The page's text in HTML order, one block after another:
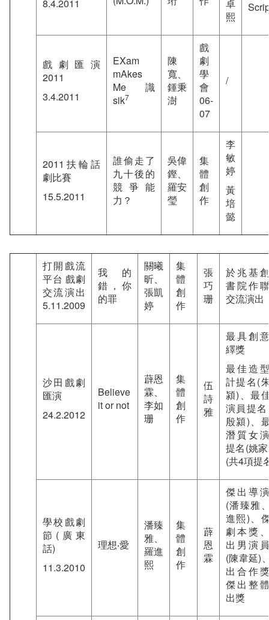
8.4.2011
卓
熙
戲劇匯演
2011
3.4.2011
EXam
mAkes
Me 識
sik7
陳
寬、
鍾秉
澍
戲
劇
學
會
06-
07
/
2011扶輪話
劇比賽
15.5.2011
誰偷走了
九十後的
競爭能
力？
吳偉
鏗、
羅安
瑩
集
體
創
作
李
敏
婷
黃
培
懿
打開戲流
平台 戲劇
交流演出
5.11.2009
我的
錯，你
的罪
關曦
昕、
張凱
婷
集
體
創
作
張
巧
珊
於兆基
書院作
交流演出
沙田戲劇
匯演
24.2.2012
Believe
it or not
薜恩
霖、
李如
珊
集
體
創
作
伍
詩
雅
最具創
繹獎
最佳造
計提名(
潁)、最
演員提
殷潁)、
潛質女
提名(姚
(共4項提
學校戲劇
節(廣東
話)
11.3.2010
理想‧愛
潘臻
雅、
羅進
熙
集
體
創
作
薜
恩
霖
傑出導
(潘臻雅
進熙)、
劇本獎
出男演
(陳韋延)
出合作
傑出整
出獎